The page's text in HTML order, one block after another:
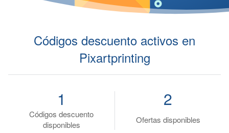
Códigos descuento activos en
Pixartprinting
Códigos descuento
disponibles
1
Ofertas disponibles
2